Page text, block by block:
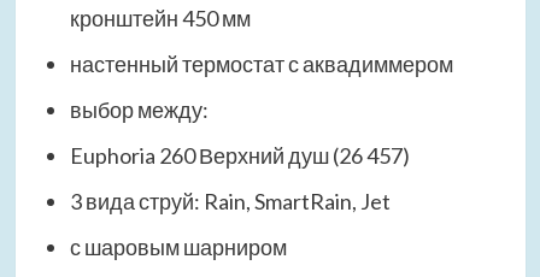
кронштейн 450 мм
настенный термостат с аквадиммером
выбор между:
Euphoria 260 Верхний душ (26 457)
3 вида струй: Rain, SmartRain, Jet
с шаровым шарниром